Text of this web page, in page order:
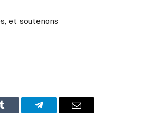
et soutenons
Tumblr Telegram Email